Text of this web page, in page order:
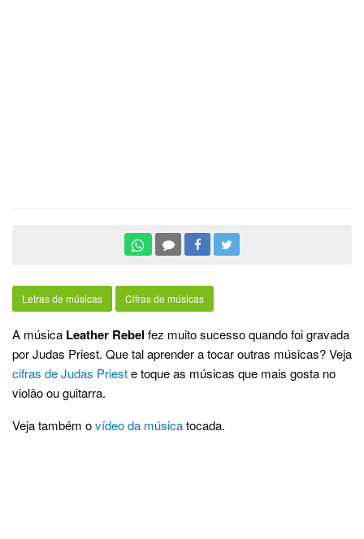
Letras de músicas Cifras de músicas
A música Leather Rebel fez muito sucesso quando foi gravada
por Judas Priest. Que tal aprender a tocar outras músicas? Veja
cifras de Judas Prieste toque as músicas que mais gosta no
violão ou guitarra.
Veja também ovídeo da músicatocada.